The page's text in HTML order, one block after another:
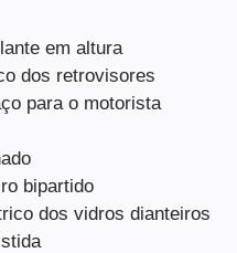
em altura
dos retrovisores
para o motorista
bipartido
dos vidros dianteiros